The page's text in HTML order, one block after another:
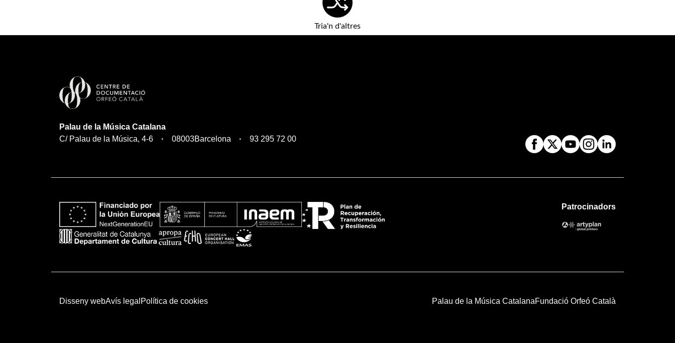
Tria'n d'altres
Palau de la Música Catalana
C/ Palau de la Música, 4-6
08003Barcelona 93 295 72 00
Patrocinadors
Disseny webAvís legal Política de cookies Palau de la Música CatalanaFundació Orfeó Català